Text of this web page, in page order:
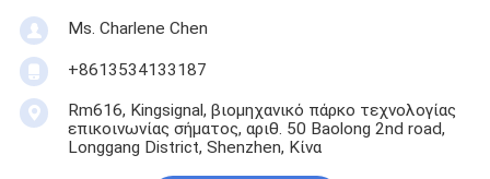
Ms. Charlene Chen
+8613534133187
Rm616, Kingsignal, βιομηχανικό πάρκο τεχνολογίας
επικοινωνίας σήματος, αριθ. 50 Baolong 2nd road,
Longgang District, Shenzhen, Κίνα